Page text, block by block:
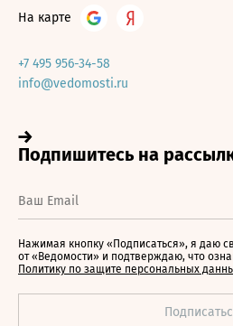
На карте
+7 495 956-34-58
info@vedomosti.ru
Нажимая кнопку «Подписаться», я даю
от «Ведомости» и подтверждаю, что
Политику по защите персональных